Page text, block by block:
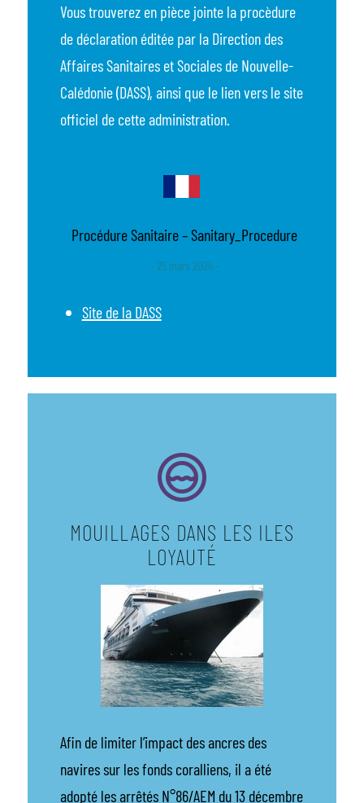
Vous trouverez en pièce jointe la procèdure
de déclaration éditée par la Direction des
Affaires Sanitaires et Sociales de Nouvelle-
Calédonie (DASS), ainsi que le lien vers le site
officiel de cette administration.
Procédure Sanitaire – Sanitary_Procedure
- 25 mars 2024 -
Site de la DASS
MOUILLAGES DANS LES ILES
LOYAUTÉ
Afin de limiter l’impact des ancres des
navires sur les fonds coralliens, il a été
adopté les arrêtés N°86/AEM du 13 décembre